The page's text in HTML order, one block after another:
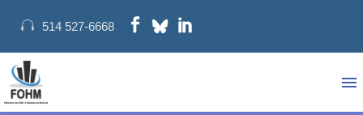
514 527-6668